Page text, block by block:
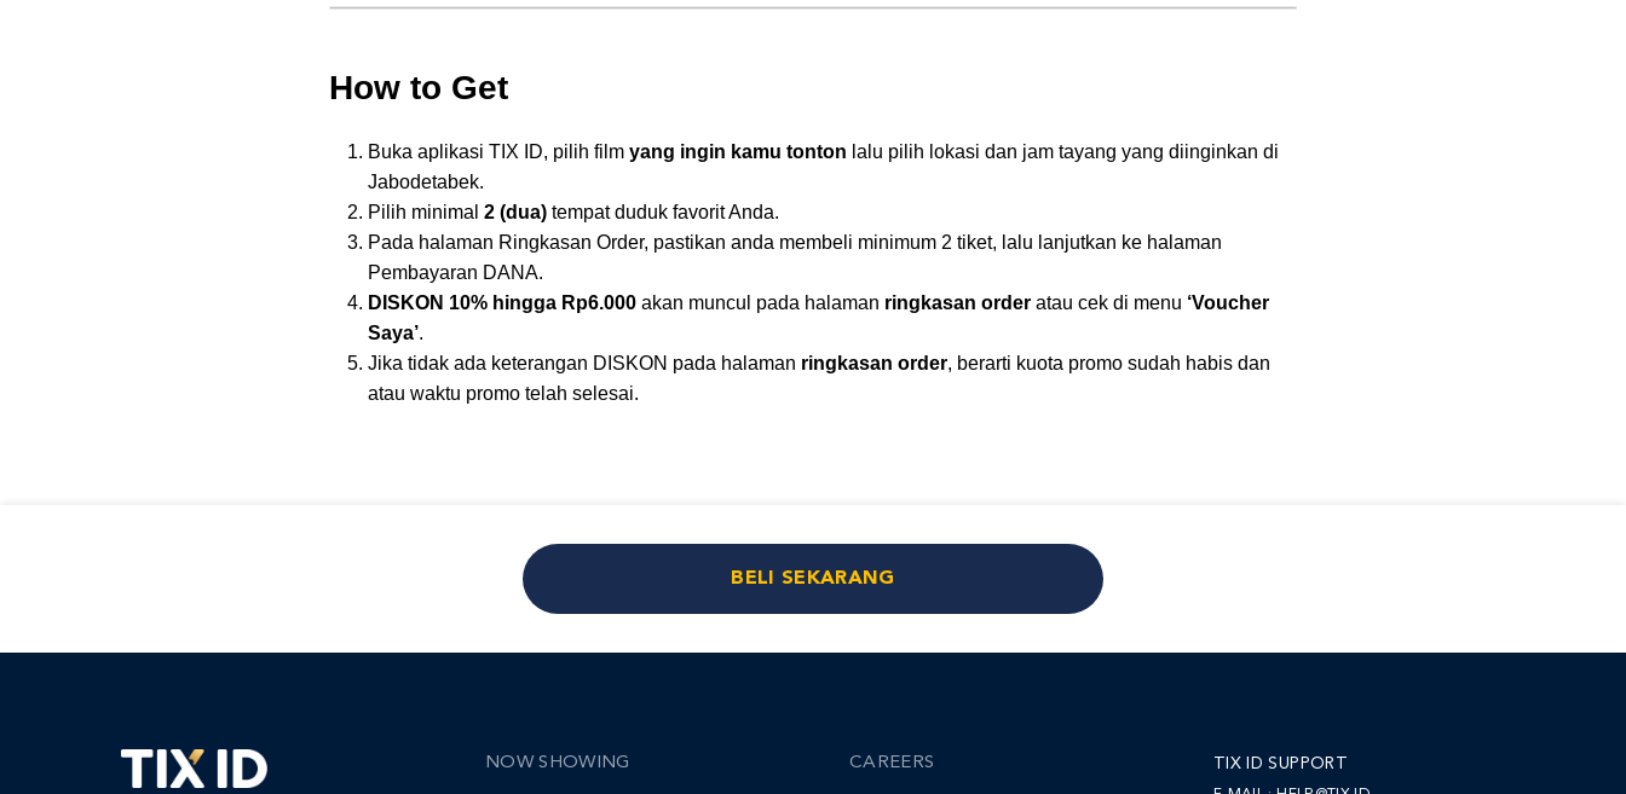
How to Get
Buka aplikasi TIX ID, pilih film yang ingin kamu tonton lalu pilih lokasi dan jam tayang yang diinginkan di
Jabodetabek.
Pilih minimal 2 (dua) tempat duduk favorit Anda.
Pada halaman Ringkasan Order, pastikan anda membeli minimum 2 tiket, lalu lanjutkan ke halaman
Pembayaran DANA.
DISKON 10% hingga Rp6.000 akan muncul pada halaman ringkasan order atau cek di menu ‘Voucher
Saya’.
Jika tidak ada keterangan DISKON pada halaman ringkasan order, berarti kuota promo sudah habis dan
atau waktu promo telah selesai.
BELI SEKARANG
NOW SHOWING CAREERS TIX ID SUPPORT